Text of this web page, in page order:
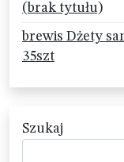
(brak tytułu)
brewis Dżety
35szt
Szukaj